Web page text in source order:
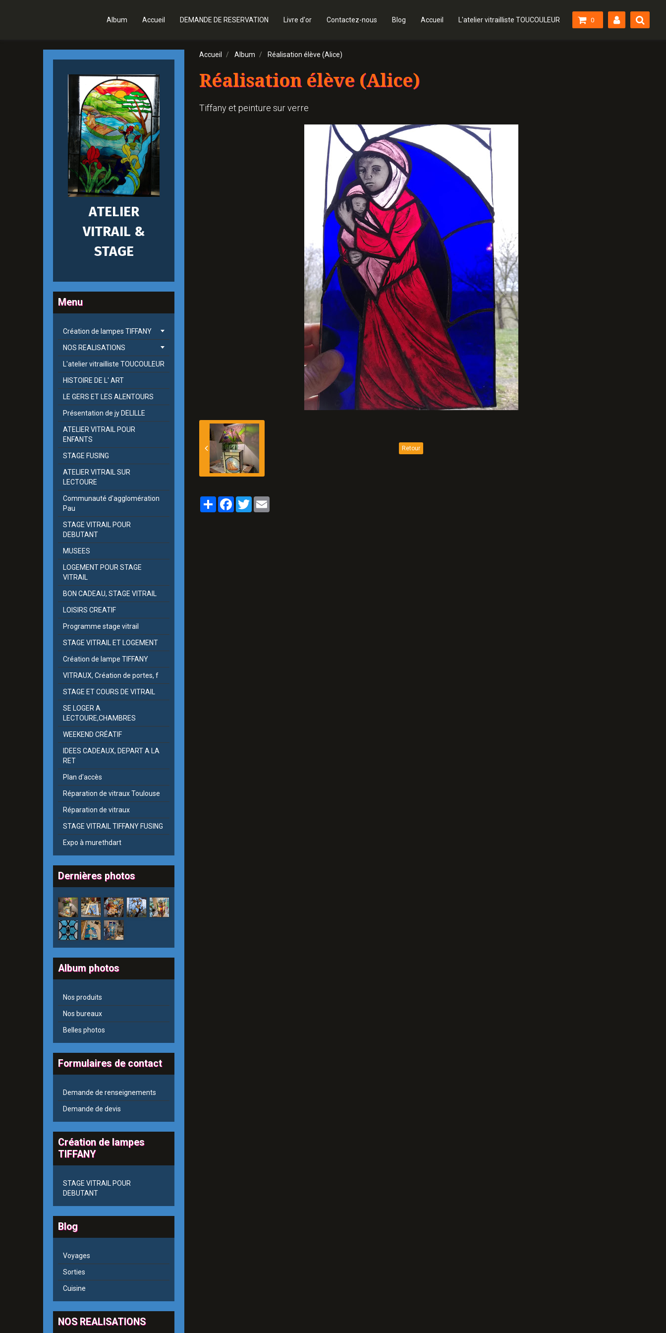
Album Accueil DEMANDE DE RESERVATION Livre d'or Contactez-nous Blog Accueil L'atelier vitrailliste TOUCOULEUR 0
Accueil Album Réalisation élève (Alice)
Réalisation élève (Alice)
Tiffany et peinture sur verre
Retour
PartagerFacebook
Twitter
ATELIER
VITRAIL &
STAGE
Menu
Création de lampes TIFFANY
NOS REALISATIONS
L'atelier vitrailliste TOUCOULEUR
HISTOIRE DE L' ART
LE GERS ET LES ALENTOURS
Présentation de jy DELILLE
ATELIER VITRAIL POUR
ENFANTS
STAGE FUSING
ATELIER VITRAIL SUR
LECTOURE
Communauté d'agglomération
Pau
STAGE VITRAIL POUR
DEBUTANT
MUSEES
LOGEMENT POUR STAGE
VITRAIL
BON CADEAU, STAGE VITRAIL
LOISIRS CREATIF
Programme stage vitrail
STAGE VITRAIL ET LOGEMENT
Création de lampe TIFFANY
VITRAUX, Création de portes, f
STAGE ET COURS DE VITRAIL
SE LOGER A
LECTOURE,CHAMBRES
WEEKEND CRÉATIF
IDEES CADEAUX, DEPART A LA
RET
Plan d'accès
Réparation de vitraux Toulouse
Réparation de vitraux
STAGE VITRAIL TIFFANY FUSING
Expo à murethdart
Dernières photos
Album photos
Nos produits
Nos bureaux
Belles photos
Formulaires de contact
Demande de renseignements
Demande de devis
Création de lampes
TIFFANY
STAGE VITRAIL POUR
DEBUTANT
Blog
Voyages
Sorties
Cuisine
NOS REALISATIONS